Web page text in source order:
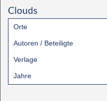
Clouds
Orte
Autoren / Beteiligte
Verlage
Jahre